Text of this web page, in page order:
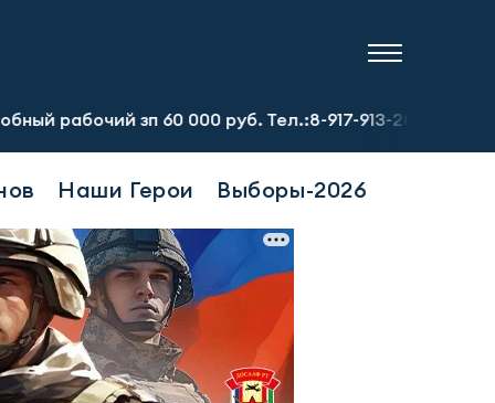
зп 60 000 руб. Тел.:8-917-913-20-71 Предприятию
Наши Герои Выборы-2026